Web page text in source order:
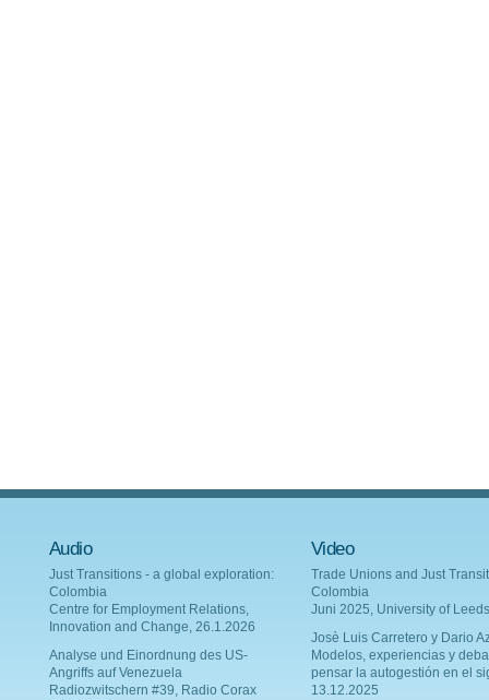
Audio
Just Transitions - a global exploration:
Colombia
Centre for Employment Relations,
Innovation and Change, 26.1.2026
Analyse und Einordnung des US-
Angriffs auf Venezuela
Radiozwitschern #39, Radio Corax
Video
Trade Unions and Just
Colombia
Juni 2025, University of Leeds
Josè Luis Carretero y Dario
Modelos, experiencias y
pensar la autogestión en el
13.12.2025